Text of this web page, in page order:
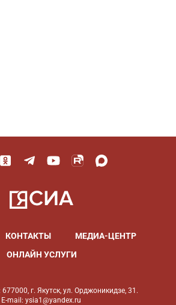
КОНТАКТЫ
МЕДИА-ЦЕНТР
ОНЛАЙН УСЛУГИ
г. Якутск, ул. Орджоникидзе, 31.
E-mail: ysia1@yandex.ru